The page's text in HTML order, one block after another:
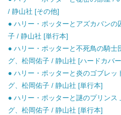
/ 静山社 [その他]
● ハリー・ポッターとアズカバン
子 / 静山社 [単行本]
● ハリー・ポッターと不死鳥の騎士
グ、松岡佑子 / 静山社 [ハードカバ
● ハリー・ポッターと炎のゴブレッ
グ、松岡佑子 / 静山社 [単行本]
● ハリー・ポッターと謎のプリンス
グ、松岡佑子 / 静山社 [単行本]